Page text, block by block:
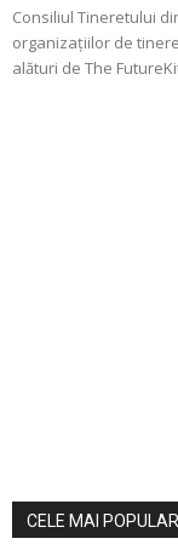
Consiliul Tineretului
organizațiilor de
alături de The
CELE MAI